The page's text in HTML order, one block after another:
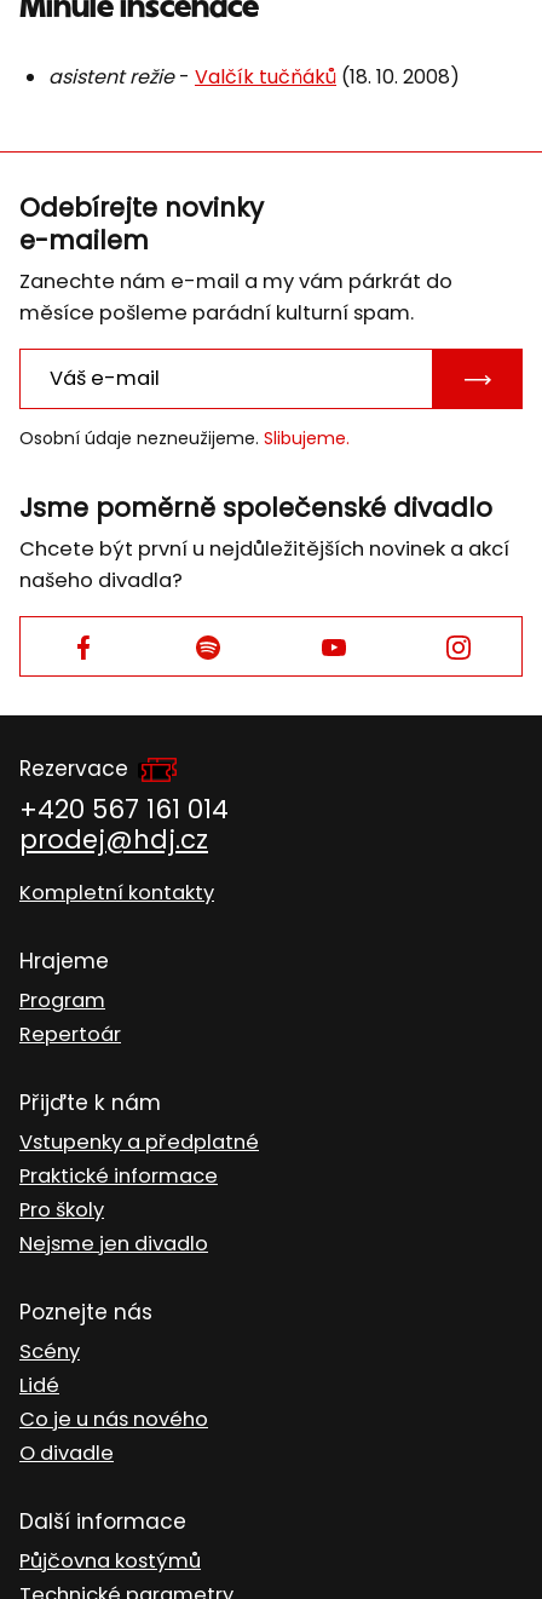
asistent režie- Valčík tučňáků (18. 10. 2008)
Odebírejte novinky
e-mailem
Zanechte nám e-mail a my vám párkrát do
měsíce pošleme parádní kulturní spam.
E-
Osobní údaje nezneužijeme. Slibujeme.
Jsme poměrně společenské divadlo
Chcete být první u nejdůležitějších novinek a akcí
našeho divadla?
Facebook Facebook Facebook Facebook
Rezervace
+420 567 161 014
prodej@hdj.cz
Kompletní kontakty
Hrajeme
Program
Repertoár
Přijďte k nám
Vstupenky a předplatné
Praktické informace
Pro školy
Nejsme jen divadlo
Poznejte nás
Scény
Lidé
Co je u nás nového
O divadle
Další informace
Půjčovna kostýmů